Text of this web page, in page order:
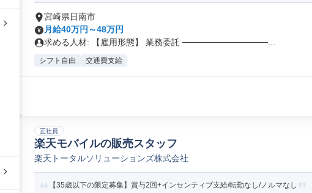
宮崎県日南市
月給40万円～48万円
求める人材: 【雇用形態】 業務委託 ──────────────...
シフト自由 交通費支給
正社員
楽天モバイルの販売スタッフ
楽天トータルソリューションズ株式会社
【35歳以下の限定募集】賞与2回+インセンティブ支給/転勤なし/ノルマなし